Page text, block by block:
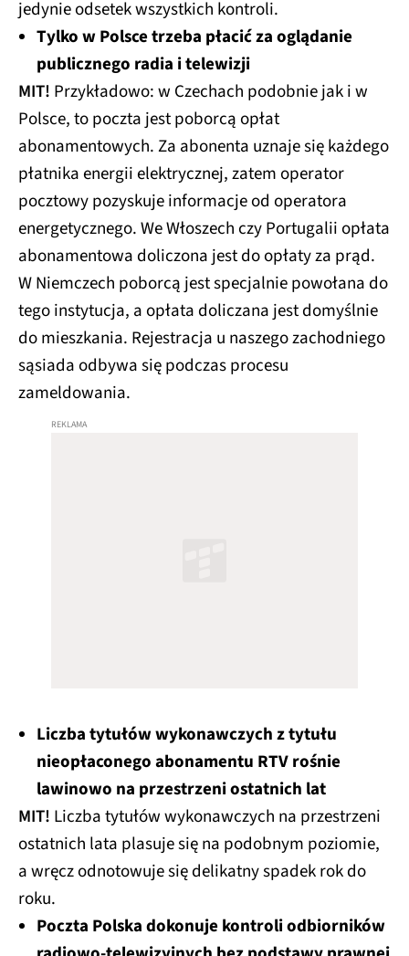
jedynie odsetek wszystkich kontroli.
Tylko w Polsce trzeba płacić za oglądanie
publicznego radia i telewizji
MIT! Przykładowo: w Czechach podobnie jak i w
Polsce, to poczta jest poborcą opłat
abonamentowych. Za abonenta uznaje się każdego
płatnika energii elektrycznej, zatem operator
pocztowy pozyskuje informacje od operatora
energetycznego. We Włoszech czy Portugalii opłata
abonamentowa doliczona jest do opłaty za prąd.
W Niemczech poborcą jest specjalnie powołana do
tego instytucja, a opłata doliczana jest domyślnie
do mieszkania. Rejestracja u naszego zachodniego
sąsiada odbywa się podczas procesu
zameldowania.
Liczba tytułów wykonawczych z tytułu
nieopłaconego abonamentu RTV rośnie
lawinowo na przestrzeni ostatnich lat
MIT! Liczba tytułów wykonawczych na przestrzeni
ostatnich lata plasuje się na podobnym poziomie,
a wręcz odnotowuje się delikatny spadek rok do
roku.
Poczta Polska dokonuje kontroli odbiorników